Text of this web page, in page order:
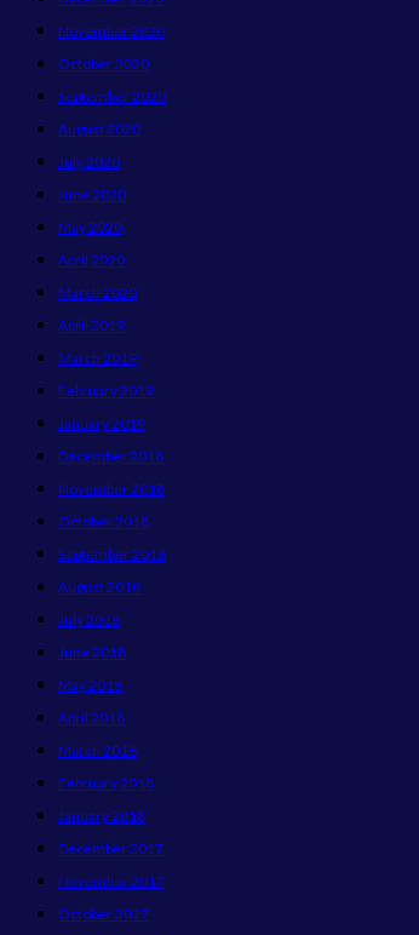
November 2020
October 2020
September 2020
August 2020
July 2020
June 2020
May 2020
April 2020
March 2020
April 2019
March 2019
February 2019
January 2019
December 2018
November 2018
October 2018
September 2018
August 2018
July 2018
June 2018
May 2018
April 2018
March 2018
February 2018
January 2018
December 2017
November 2017
October 2017